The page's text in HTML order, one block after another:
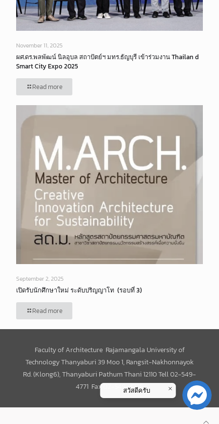
November 11, 2025
ผศ.ดร.พลพัฒน์ นิลอุบล สถาปัตย์ฯ มทร.ธัญบุรี เข้าร่วมงาน Thailan d
Smart City Expo 2025
Read more
September 2, 2025
เปิดรับนักศึกษาใหม่ ระดับปริญญาโท (รอบที่ 3)
Read more
Faculty of Architecture Rajamangala University of
Technology Thanyaburi 39 Moo 1, Rangsit-Nakhonnayok
Rd. (Klong6), Thanyaburi Pathum Thani 12110 Tell 02-549-
4771 Fax 02-549-4775
สวัสดีครับ